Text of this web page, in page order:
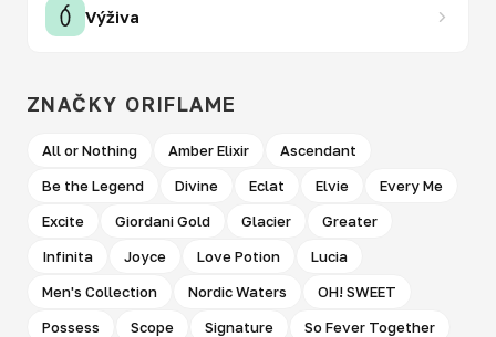
Výživa
ZNAČKY ORIFLAME
All or Nothing Amber Elixir
Ascendant
Be the Legend
Divine Eclat Elvie
Every Me
Excite
Giordani Gold Glacier
Greater
Infinita
Joyce Love Potion
Lucia
Men's Collection
Nordic Waters
OH! SWEET
Possess
Scope Signature
So Fever Together